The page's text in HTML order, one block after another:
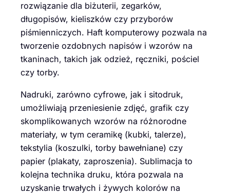
rozwiązanie dla biżuterii, zegarków,
długopisów, kieliszków czy przyborów
piśmienniczych. Haft komputerowy pozwala na
tworzenie ozdobnych napisów i wzorów na
tkaninach, takich jak odzież, ręczniki, pościel
czy torby.
Nadruki, zarówno cyfrowe, jak i sitodruk,
umożliwiają przeniesienie zdjęć, grafik czy
skomplikowanych wzorów na różnorodne
materiały, w tym ceramikę (kubki, talerze),
tekstylia (koszulki, torby bawełniane) czy
papier (plakaty, zaproszenia). Sublimacja to
kolejna technika druku, która pozwala na
uzyskanie trwałych i żywych kolorów na